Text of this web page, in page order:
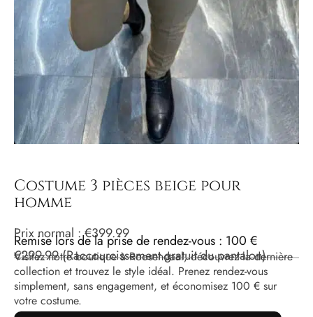
Costume 3 pièces beige pour
homme
Prix ​​normal :€399.99
Remise lors de la prise de rendez-vous : 100 €
€299.99(Raccourcissement gratuit du pantalon)
Visitez notre boutique à Roosendaal, découvrez la dernière
collection et trouvez le style idéal. Prenez rendez-vous
simplement, sans engagement, et économisez 100 € sur
votre costume.